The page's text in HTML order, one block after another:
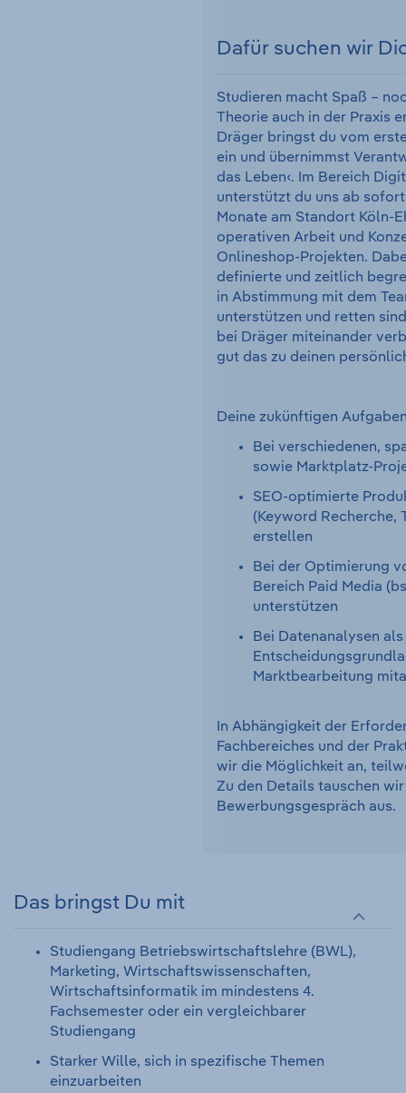
Dafür suchen wir
Studieren macht Spaß –
Theorie auch in der Praxis
Dräger bringst du vom
ein und übernimmst
das Leben‹. Im Bereich
unterstützt du uns ab
Monate am Standort Köln-
operativen Arbeit und
Onlineshop-Projekten.
definierte und zeitlich
in Abstimmung mit dem
unterstützen und retten
bei Dräger miteinander
gut das zu deinen
Deine zukünftigen
Bei verschiedenen,
sowie Marktplatz-
SEO-optimierte
(Keyword Recherche,
erstellen
Bei der Optimierung
Bereich Paid Media
unterstützen
Bei Datenanalysen als
Marktbearbeitung
In Abhängigkeit der
Fachbereiches und der
wir die Möglichkeit an,
Zu den Details tauschen
Bewerbungsgespräch aus.
Das bringst Du mit
Studiengang Betriebswirtschaftslehre (BWL),
Marketing, Wirtschaftswissenschaften,
Wirtschaftsinformatik im mindestens 4.
Fachsemester oder ein vergleichbarer
Studiengang
Starker Wille, sich in spezifische Themen
einzuarbeiten